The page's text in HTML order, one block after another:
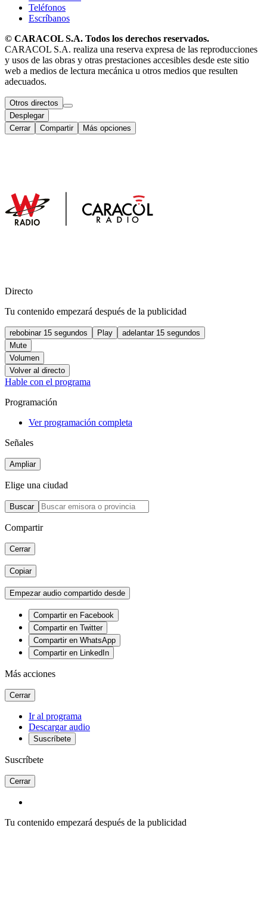
Teléfonos
Escríbanos
© CARACOL S.A. Todos los derechos reservados.
CARACOL S.A. realiza una reserva expresa de las reproducciones
y usos de las obras y otras prestaciones accesibles desde este sitio
web a medios de lectura mecánica u otros medios que resulten
adecuados.
Otros directos
Desplegar
Cerrar
Compartir Más opciones
Directo
Tu contenido empezará después de la publicidad
rebobinar 15 segundos Play
adelantar 15 segundos
Mute
Volumen
Volver al directo
Hable con el programa
Programación
Ver programación completa
Señales
Ampliar
Elige una ciudad
Buscar
Compartir
Cerrar
Copiar
Empezar audio compartido desde
Compartir en Facebook
Compartir en Twitter
Compartir en WhatsApp
Compartir en LinkedIn
Más acciones
Cerrar
Ir al programa
Descargar audio
Suscríbete
Suscríbete
Cerrar
Tu contenido empezará después de la publicidad